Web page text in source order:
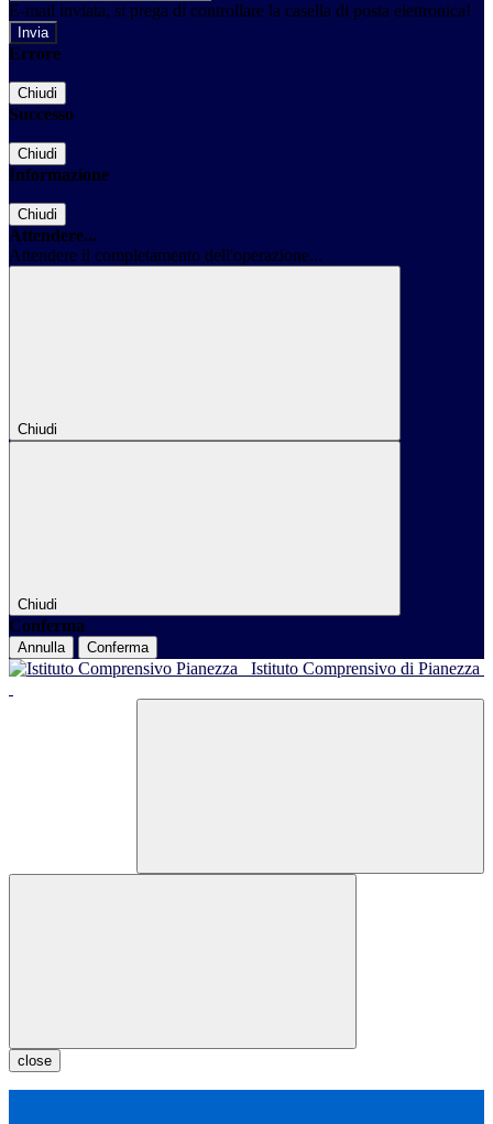
E-mail inviata, si prega di controllare la casella di posta elettronica!
Errore
Chiudi
Successo
Chiudi
Informazione
Chiudi
Attendere...
Attendere il completamento dell'operazione...
Chiudi
Chiudi
Conferma
Annulla Conferma
Istituto Comprensivo di Pianezza
close